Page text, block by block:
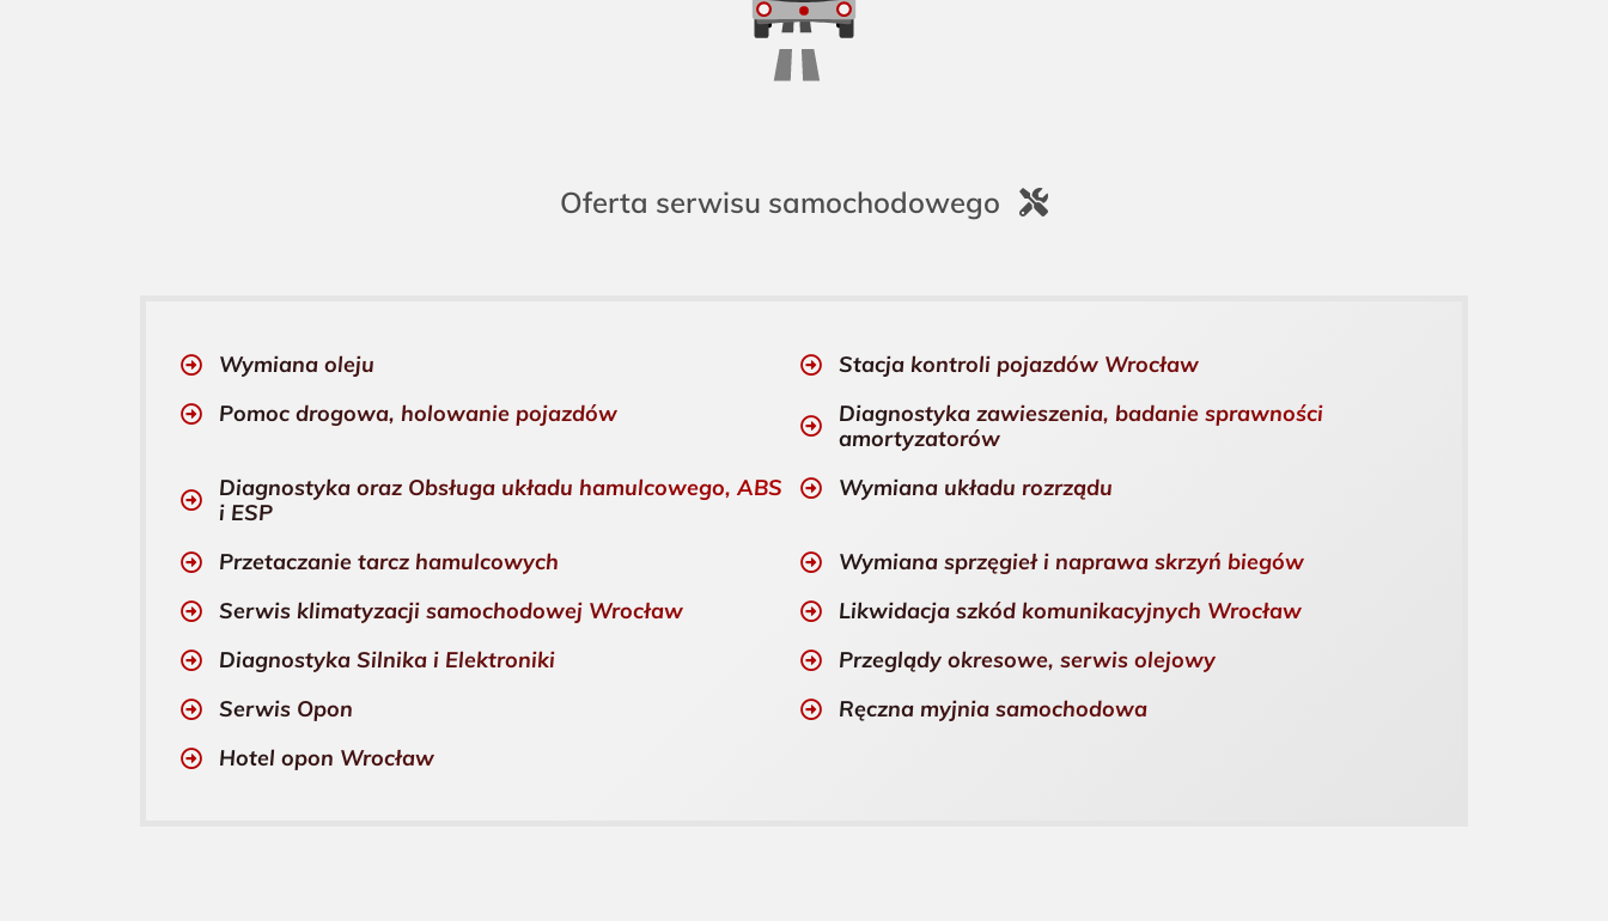
Oferta serwisu samochodowego
Wymiana oleju
Stacja kontroli pojazdów Wrocław
Pomoc drogowa, holowanie pojazdów
Diagnostyka zawieszenia, badanie sprawności
amortyzatorów
Diagnostyka oraz Obsługa układu hamulcowego, ABS
i ESP
Wymiana układu rozrządu
Przetaczanie tarcz hamulcowych
Wymiana sprzęgieł i naprawa skrzyń biegów
Serwis klimatyzacji samochodowej Wrocław
Likwidacja szkód komunikacyjnych Wrocław
Diagnostyka Silnika i Elektroniki
Przeglądy okresowe, serwis olejowy
Serwis Opon
Ręczna myjnia samochodowa
Hotel opon Wrocław